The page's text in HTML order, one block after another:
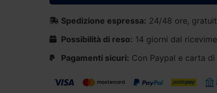
Spedizione espressa: 24/48 ore,
Possibilità di reso: 14 giorni dal
Pagamenti sicuri: Con Paypal e carta